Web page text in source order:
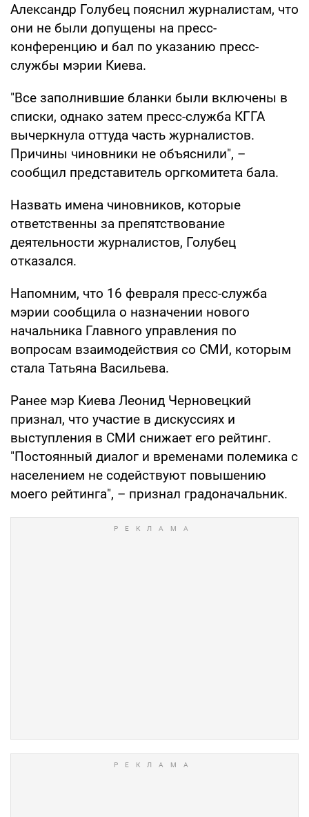
Александр Голубец пояснил журналистам, что
они не были допущены на пресс-
конференцию и бал по указанию пресс-
службы мэрии Киева.
"Все заполнившие бланки были включены в
списки, однако затем пресс-служба КГГА
вычеркнула оттуда часть журналистов.
Причины чиновники не объяснили", –
сообщил представитель оргкомитета бала.
Назвать имена чиновников, которые
ответственны за препятствование
деятельности журналистов, Голубец
отказался.
Напомним, что 16 февраля пресс-служба
мэрии сообщила о назначении нового
начальника Главного управления по
вопросам взаимодействия со СМИ, которым
стала Татьяна Васильева.
Ранее мэр Киева Леонид Черновецкий
признал, что участие в дискуссиях и
выступления в СМИ снижает его рейтинг.
"Постоянный диалог и временами полемика с
населением не содействуют повышению
моего рейтинга", – признал градоначальник.